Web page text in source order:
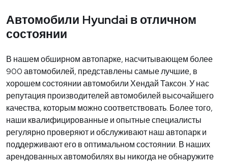
Автомобили Hyundai в отличном
состоянии
В нашем обширном автопарке, насчитывающем более
900 автомобилей, представлены самые лучшие, в
хорошем состоянии автомобили Хендай Таксон. У нас
репутация производителей автомобилей высочайшего
качества, которым можно соответствовать. Более того,
наши квалифицированные и опытные специалисты
регулярно проверяют и обслуживают наш автопарк и
поддерживают его в оптимальном состоянии. В наших
арендованных автомобилях вы никогда не обнаружите